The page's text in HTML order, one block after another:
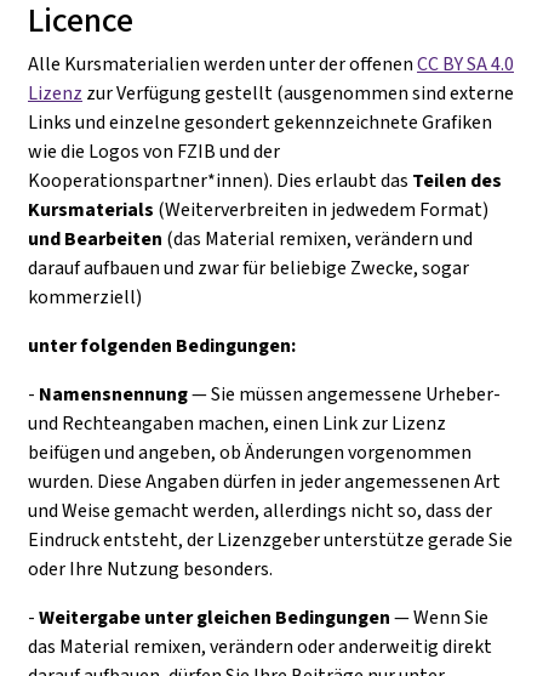
Licence
Alle Kursmaterialien werden unter der offenenCC BY SA 4.0
Lizenz zur Verfügung gestellt (ausgenommen sind externe
Links und einzelne gesondert gekennzeichnete Grafiken
wie die Logos von FZIB und der
Kooperationspartner*innen). Dies erlaubt das Teilen des
Kursmaterials (Weiterverbreiten in jedwedem Format)
und Bearbeiten (das Material remixen, verändern und
darauf aufbauen und zwar für beliebige Zwecke, sogar
kommerziell)
unter folgenden Bedingungen:
- Namensnennung— Sie müssen angemessene Urheber-
und Rechteangaben machen, einen Link zur Lizenz
beifügen und angeben, ob Änderungen vorgenommen
wurden. Diese Angaben dürfen in jeder angemessenen Art
und Weise gemacht werden, allerdings nicht so, dass der
Eindruck entsteht, der Lizenzgeber unterstütze gerade Sie
oder Ihre Nutzung besonders.
-Weitergabe unter gleichen Bedingungen— Wenn Sie
das Material remixen, verändern oder anderweitig direkt